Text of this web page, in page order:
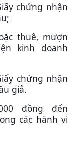
chứng nhận
thuê, mượn
kinh doanh
chứng nhận
giả.
đồng đến
các hành vi